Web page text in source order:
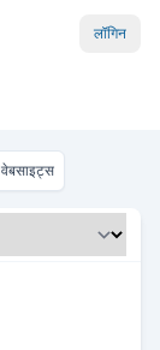
लॉगिन
वेबसाइट्स